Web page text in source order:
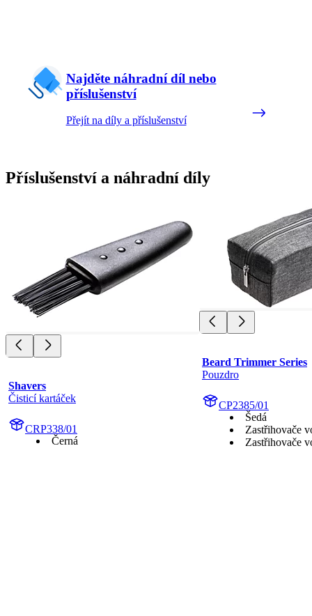
Najděte náhradní díl nebo
příslušenství
Přejít na díly a příslušenství
Příslušenství a náhradní díly
Shavers
Čisticí kartáček
CRP338/01
Černá
Beard Trimmer Series
Pouzdro
CP2385/01
Šedá
Zastřihovače
Zastřihovače